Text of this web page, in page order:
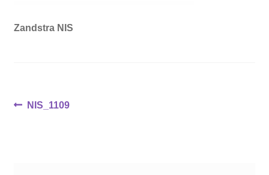
Zandstra NIS
Inläggsnavigering
Föregående
NIS_1109